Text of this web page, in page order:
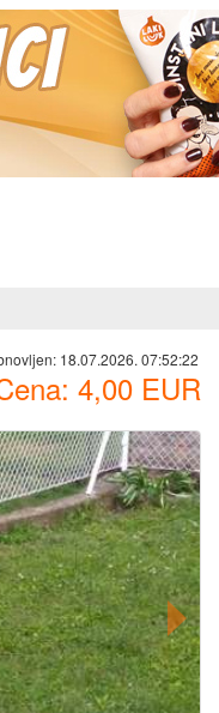
18.07.2026. 07:52:22
4,00 EUR